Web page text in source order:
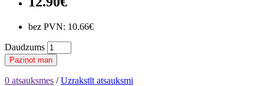
bez PVN: 10.66€
Daudzums
Paziņot man
0 atsauksmes /Uzrakstīt atsauksmi